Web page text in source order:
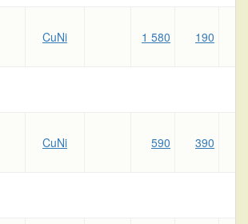
CuNi 1 580 190
CuNi 590 390